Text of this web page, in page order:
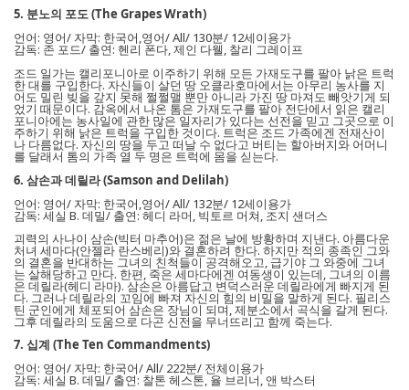
5. 분노의 포도 (The Grapes Wrath)
언어: 영어/ 자막: 한국어,영어/ All/ 130분/ 12세이용가
감독: 존 포드/ 출연: 헨리 폰다, 제인 다웰, 찰리 그레이프
조드 일가는 캘리포니아로 이주하기 위해 모든 가재도구를 팔아 낡은 트럭
한 대를 구입한다. 자신들이 살던 땅 오클라호마에서는 아무리 농사를 지
어도 밀린 빚을 갚지 못해 쩔쩔맬 뿐만 아니라 가진 땅 마져도 빼앗기게 되
었기 때문이다. 감옥에서 나온 톰은 가재도구를 팔아 전단에서 읽은 캘리
포니아에는 농사일에 관한 많은 일자리가 있다는 선전을 믿고 그곳으로 이
주하기 위해 낡은 트럭을 구입한 것이다. 트럭은 조드 가족에겐 전재산이
나 다름없다. 자신의 땅을 두고 떠날 수 없다고 버티는 할아버지와 어머니
를 달래서 톰의 가족 열 두 명은 트럭에 몸을 싣는다.
6. 삼손과 데릴라 (Samson and Delilah)
언어: 영어/ 자막: 한국어,영어/ All/ 132분/ 12세이용가
감독: 세실 B. 데밀/ 출연: 헤디 라머, 빅토르 머쳐, 조지 샌더스
괴력의 사나이 삼손(빅터 마추어)은 젊은 날에 방황하며 지낸다. 아름다운
처녀 세마다(안젤라 란스베리)와 결혼하려 한다. 하지만 적의 종족인 그와
의 결혼을 반대하는 그녀의 친척들이 공격해오고, 급기야 그 와중에 그녀
는 살해당하고 만다. 한편, 죽은 세마다에겐 여동생이 있는데, 그녀의 이름
은 데릴라(헤디 라마). 삼손은 아름답고 변덕스러운 데릴라에게 빠지게 된
다. 그러나 데릴라의 꼬임에 빠져 자신의 힘의 비밀을 말하게 된다. 필리스
틴 군인에게 체포되어 삼손은 장님이 되며, 제분소에서 곡식을 갈게 된다.
그후 데릴라의 도움으로 다곤 신전을 무너뜨리고 함께 죽는다.
7. 십계 (The Ten Commandments)
언어: 영어/ 자막: 한국어/ All/ 222분/ 전체이용가
감독: 세실 B. 데밀/ 출연: 찰톤 헤스톤, 율 브리너, 앤 박스터